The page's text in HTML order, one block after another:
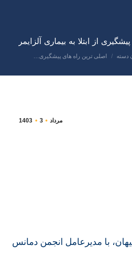
از ابتلا به بیماری آلزایمر
دسته اصلی ترین راه های پیشگیری…
مرداد 3
1403
با مدیرعامل انجمن دمانس